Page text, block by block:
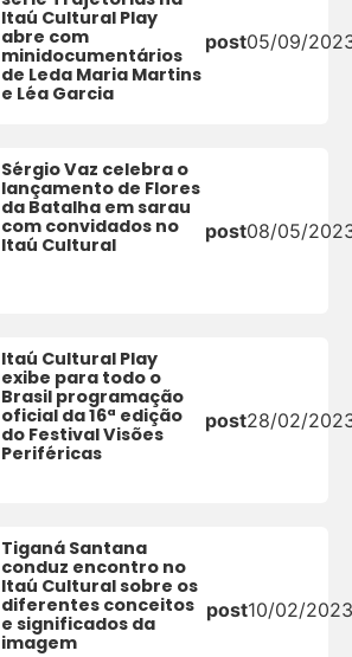
Itaú Cultural Play
abre com
minidocumentários
de Leda Maria Martins
e Léa Garcia
post05/09/
Sérgio Vaz celebra o
lançamento de Flores
da Batalha em sarau
com convidados no
Itaú Cultural
post08/05/
Itaú Cultural Play
exibe para todo o
Brasil programação
oficial da 16ª edição
do Festival Visões
Periféricas
post28/02/
Tiganá Santana
conduz encontro no
Itaú Cultural sobre os
diferentes conceitos
e significados da
imagem
post10/02/